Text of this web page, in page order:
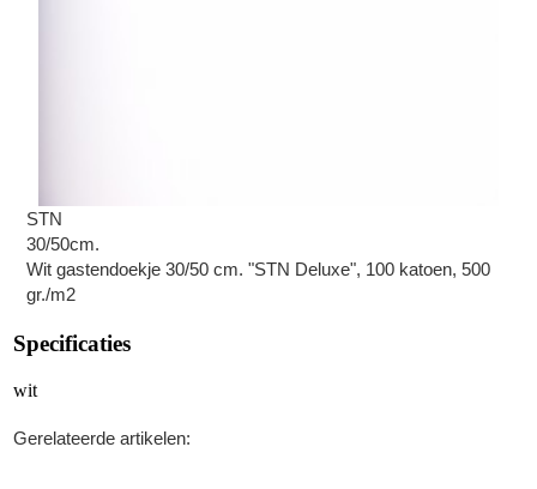
STN
30/50cm.
Wit gastendoekje 30/50 cm. "STN Deluxe", 100 katoen, 500
gr./m2
Specificaties
wit
Gerelateerde artikelen: